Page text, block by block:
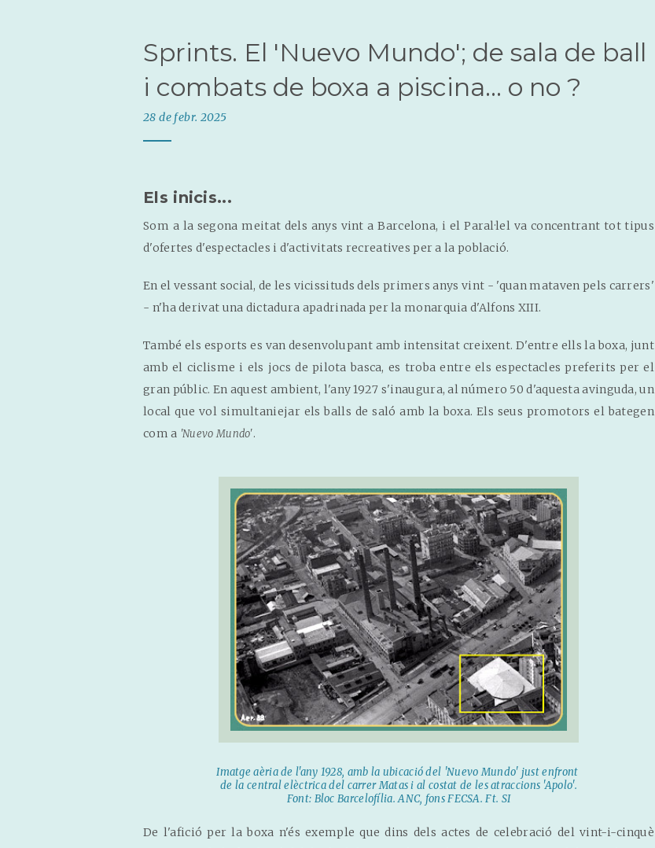
Sprints. El 'Nuevo Mundo'; de sala de ball
i combats de boxa a piscina... o no ?
28 de febr. 2025
Els inicis...
Som a la segona meitat dels anys vint a Barcelona, i el Paral·lel va concentrant tot tipus
d'ofertes d'espectacles i d'activitats recreatives per a la població.
En el vessant social, de les vicissituds dels primers anys vint - 'quan mataven pels carrers'
- n'ha derivat una dictadura apadrinada per la monarquia d'Alfons XIII.
També els esports es van desenvolupant amb intensitat creixent. D'entre ells la boxa, junt
amb el ciclisme i els jocs de pilota basca, es troba entre els espectacles preferits per el
gran públic. En aquest ambient, l'any 1927 s'inaugura, al número 50 d'aquesta avinguda, un
local que vol simultaniejar els balls de saló amb la boxa. Els seus promotors el bategen
com a 'Nuevo Mundo'.
Imatge aèria de l'any 1928, amb la ubicació del 'Nuevo Mundo' just enfront
de la central elèctrica del carrer Matas i al costat de les atraccions 'Apolo'.
Font: Bloc Barcelofília. ANC, fons FECSA. Ft. SI
De l'afició per la boxa n'és exemple que dins dels actes de celebració del vint-i-cinquè